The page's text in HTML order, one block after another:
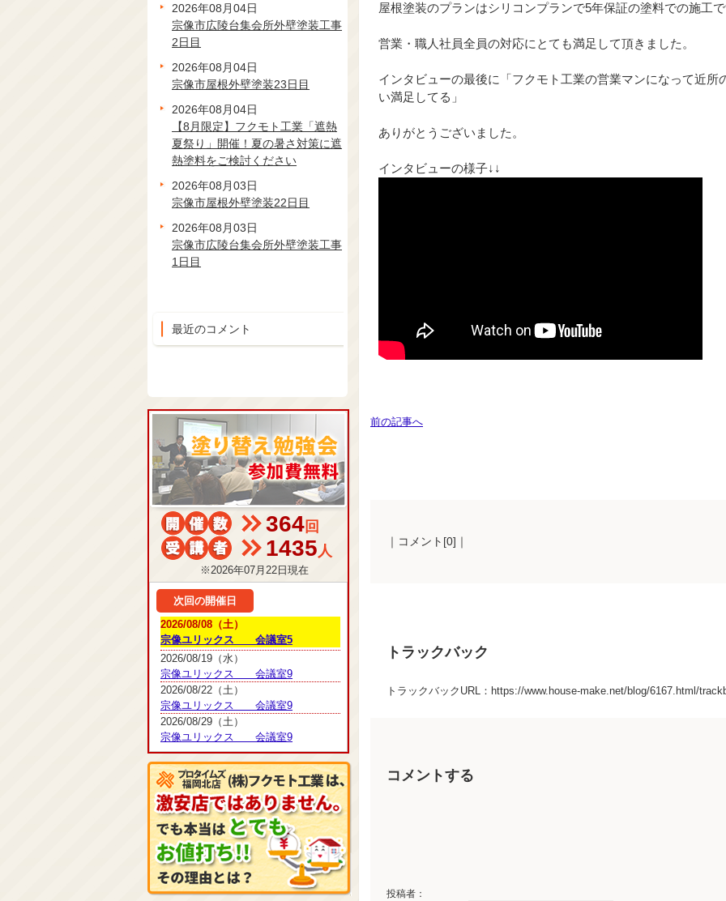
屋根塗装のプランはシリコンプランで5年保証の塗料での施工
営業・職人社員全員の対応にとても満足して頂きました。
インタビューの最後に「フクモト工業の営業マンになって近所
い満足してる」
ありがとうございました。
前の記事へ
｜コメント[0]｜
トラックバック
トラックバックURL：https://www.house-make.net/blog/6167.html/
コメントする
投稿者：
2026年08月04日
宗像市広陵台集会所外壁塗装工事
2日目
2026年08月04日
宗像市屋根外壁塗装23日目
2026年08月04日
【8月限定】フクモト工業「遮熱
夏祭り」開催！夏の暑さ対策に遮
熱塗料をご検討ください
2026年08月03日
宗像市屋根外壁塗装22日目
2026年08月03日
宗像市広陵台集会所外壁塗装工事
1日目
最近のコメント
364回
1435人
※2026年07月22日現在
次回の開催日
2026/08/08（土）
宗像ユリックス 会議室5
2026/08/19（水）
宗像ユリックス 会議室9
2026/08/22（土）
宗像ユリックス 会議室9
2026/08/29（土）
宗像ユリックス 会議室9